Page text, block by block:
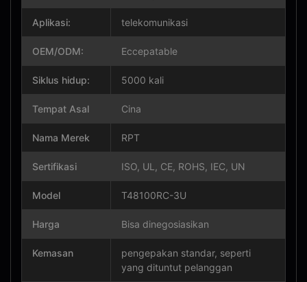
Aplikasi: telekomunikasi
OEM/ODM: Eccepatable
Siklus hidup: 5000 kali
Tempat Asal Cina
Nama Merek RPT
Sertifikasi ISO, UL, CE, ROHS, IEC, UN
Model T48100RC-3U
Harga Bisa dinegosiasikan
Kemasan
pengepakan standar, seperti
yang dituntut pelanggan